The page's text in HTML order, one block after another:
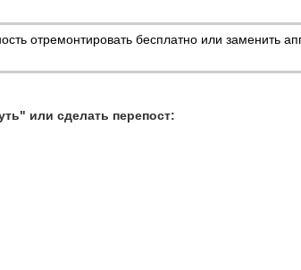
отремонтировать бесплатно или заменить
или сделать перепост: